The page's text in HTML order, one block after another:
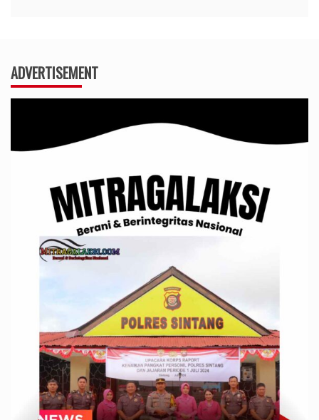
ADVERTISEMENT